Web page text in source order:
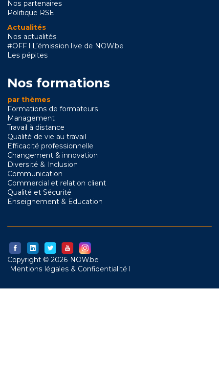
Nos partenaires
Politique RSE
Actualités
Nos actualités
#OFF l L’émission live de NOW.be
Les pépites
Nos formations
par thèmes
Formations de formateurs
Management
Travail à distance
Qualité de vie au travail
Efficacité professionnelle
Changement & innovation
Diversité & Inclusion
Communication
Commercial et relation client
Qualité et Sécurité
Enseignement & Education
Copyright © 2026 NOW.be
Mentions légales & Confidentialité l